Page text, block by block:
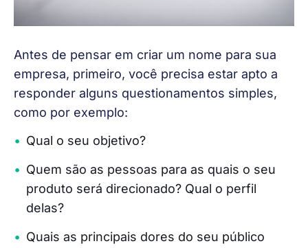
Antes de pensar em criar um nome para sua
empresa, primeiro, você precisa estar apto a
responder alguns questionamentos simples,
como por exemplo:
Qual o seu objetivo?
Quem são as pessoas para as quais o seu
produto será direcionado? Qual o perfil
delas?
Quais as principais dores do seu público